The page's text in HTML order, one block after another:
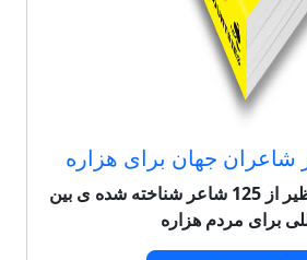
شاعران جهان برای هزاره
مجموعه شعر بی نظیر از 125 شاعر شناخته شده ی بین
برای مردم هزاره